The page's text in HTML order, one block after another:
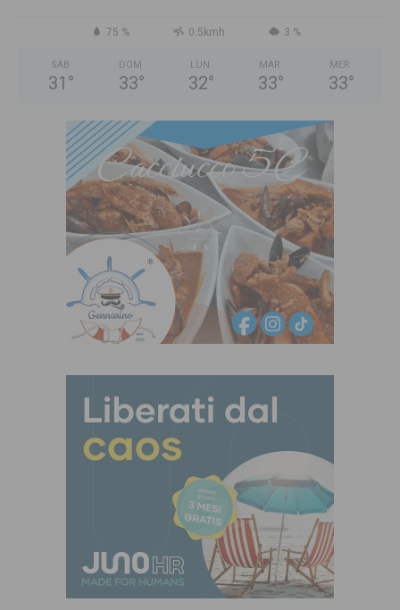
75 % 0.5kmh 3 %
SAB
31 °
DOM
33°
LUN
32°
MAR
33°
MER
33°